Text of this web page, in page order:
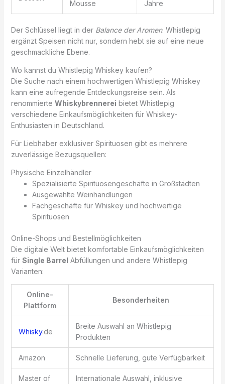
Mousse
Jahre
Der Schlüssel liegt in der Balance der Aromen. Whistlepig
ergänzt Speisen nicht nur, sondern hebt sie auf eine neue
geschmackliche Ebene.
Wo kannst du Whistlepig Whiskey kaufen?
Die Suche nach einem hochwertigen Whistlepig Whiskey
kann eine aufregende Entdeckungsreise sein. Als
renommierte Whiskybrennerei bietet Whistlepig
verschiedene Einkaufsmöglichkeiten für Whiskey-
Enthusiasten in Deutschland.
Für Liebhaber exklusiver Spirituosen gibt es mehrere
zuverlässige Bezugsquellen:
Physische Einzelhändler
Spezialisierte Spirituosengeschäfte in Großstädten
Ausgewählte Weinhandlungen
Fachgeschäfte für Whiskey und hochwertige
Spirituosen
Online-Shops und Bestellmöglichkeiten
Die digitale Welt bietet komfortable Einkaufsmöglichkeiten
für Single Barrel Abfüllungen und andere Whistlepig
Varianten:
Online-
Plattform
Besonderheiten
Whisky.de
Breite Auswahl an Whistlepig
Produkten
Amazon Schnelle Lieferung, gute Verfügbarkeit
Master of
Internationale Auswahl, inklusive